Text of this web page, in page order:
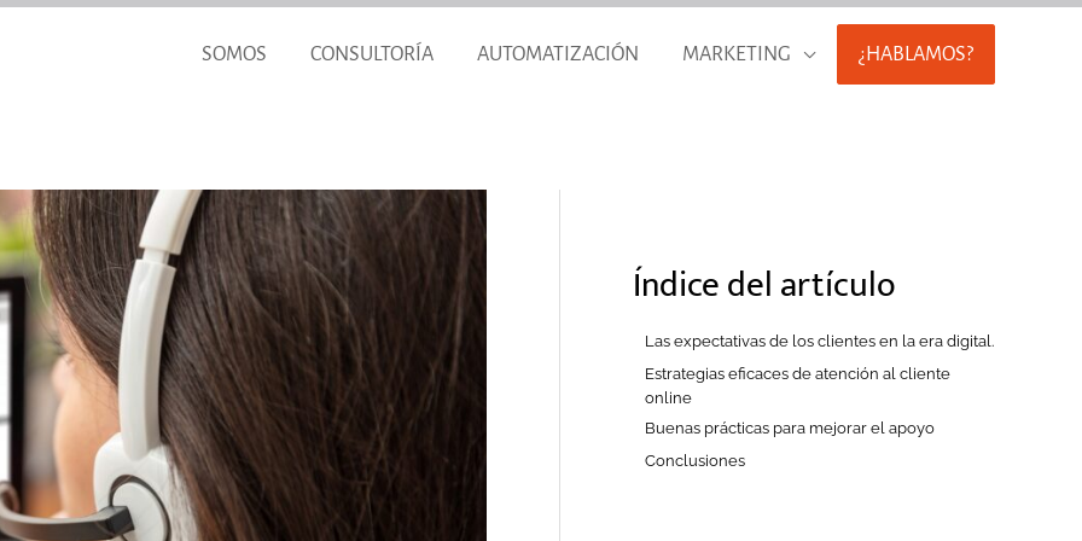
SOMOS CONSULTORÍA AUTOMATIZACIÓN MARKETING ¿HABLAMOS?
Índice del artículo
Las expectativas de los clientes en la era digital.
Estrategias eficaces de atención al cliente
online
Buenas prácticas para mejorar el apoyo
Conclusiones